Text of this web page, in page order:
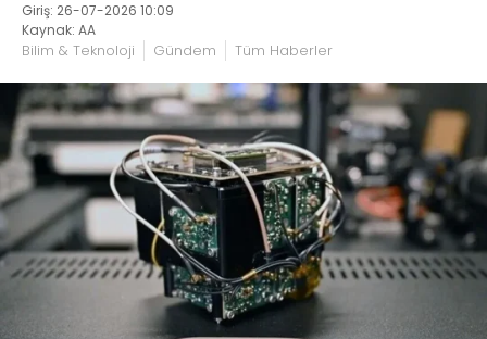
Giriş: 26-07-2026 10:09
Kaynak: AA
Bilim & Teknoloji Gündem Tüm Haberler